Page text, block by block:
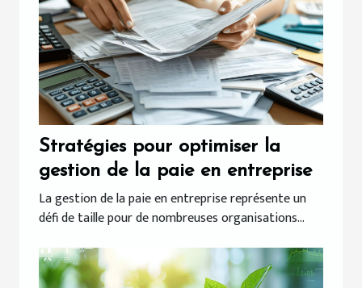
Stratégies pour optimiser la
gestion de la paie en entreprise
La gestion de la paie en entreprise représente un
défi de taille pour de nombreuses organisations...